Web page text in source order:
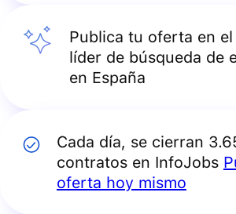
Publica tu oferta en
líder de búsqueda de
en España
Cada día, se cierran
contratos en InfoJobs
oferta hoy mismo